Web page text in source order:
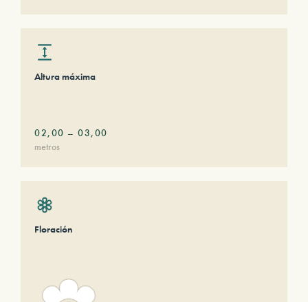
Altura máxima
02,00 – 03,00
metros
Floración